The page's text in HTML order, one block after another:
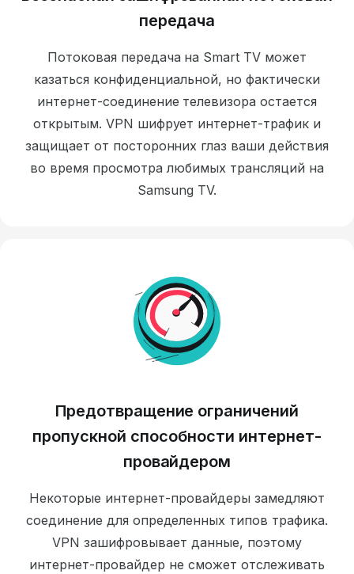
передача
Потоковая передача на Smart TV может
казаться конфиденциальной, но фактически
интернет-соединение телевизора остается
открытым. VPN шифрует интернет-трафик и
защищает от посторонних глаз ваши действия
во время просмотра любимых трансляций на
Samsung TV.
Предотвращение ограничений
пропускной способности интернет-
провайдером
Некоторые интернет-провайдеры замедляют
соединение для определенных типов трафика.
VPN зашифровывает данные, поэтому
интернет-провайдер не сможет отслеживать